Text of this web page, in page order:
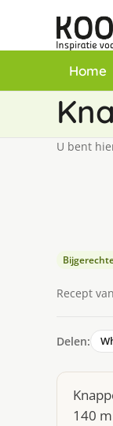
Home
U bent
Recept van
Delen:
140